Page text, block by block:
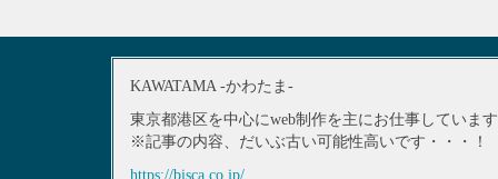
KAWATAMA -かわたま-
東京都港区を中心にweb制作を主にお仕事していま
※記事の内容、だいぶ古い可能性高いです・・・！
https://bisca.co.jp/